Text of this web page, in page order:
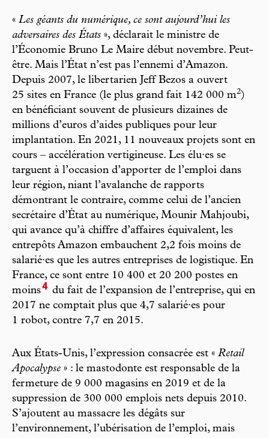
« Les géants du numérique, ce sont aujourd’hui les
adversaires des États », déclarait le ministre de
l’Économie Bruno Le Maire début novembre. Peut-
être. Mais l’État n’est pas l’ennemi d’Amazon.
Depuis 2007, le libertarien Jeff Bezos a ouvert
25 sites en France (le plus grand fait 142 000 m2)
en bénéficiant souvent de plusieurs dizaines de
millions d’euros d’aides publiques pour leur
implantation. En 2021, 11 nouveaux projets sont en
cours – accélération vertigineuse. Les élu·es se
targuent à l’occasion d’apporter de l’emploi dans
leur région, niant l’avalanche de rapports
démontrant le contraire, comme celui de l’ancien
secrétaire d’État au numérique, Mounir Mahjoubi,
qui avance qu’à chiffre d’affaires équivalent, les
entrepôts Amazon embauchent 2,2 fois moins de
salarié·es que les autres entreprises de logistique. En
France, ce sont entre 10 400 et 20 200 postes en
moins4 du fait de l’expansion de l’entreprise, qui en
2017 ne comptait plus que 4,7 salarié·es pour
1 robot, contre 7,7 en 2015.
Aux États-Unis, l’expression consacrée est « Retail
Apocalypse » : le mastodonte est responsable de la
fermeture de 9 000 magasins en 2019 et de la
suppression de 300 000 emplois nets depuis 2010.
S’ajoutent au massacre les dégâts sur
l’environnement, l’ubérisation de l’emploi, mais